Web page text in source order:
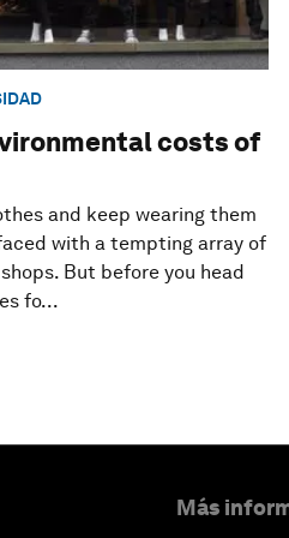
costs of
and keep wearing them
with a tempting array of
But before you head
fo...
Más